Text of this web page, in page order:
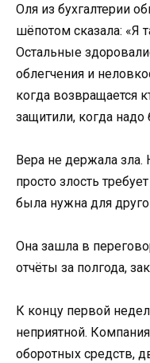
Оля из бухгалтерии
шёпотом сказала: «Я
Остальные
облегчения и
когда возвращается
защитили, когда надо
Вера не держала зла.
просто злость
была нужна для
Она зашла в
отчёты за полгода,
К концу первой
неприятной.
оборотных средств,